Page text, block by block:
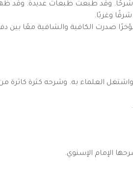
وهي مقدمة وجيزة في التصريف. وقد اعتنى بها العلماء كذلك فبلغ عدد شروحها (26)
وغربًا.
صدرت الكافية والشافية معًا بين
العلماء به. وشرحه كثرة كاثرة من